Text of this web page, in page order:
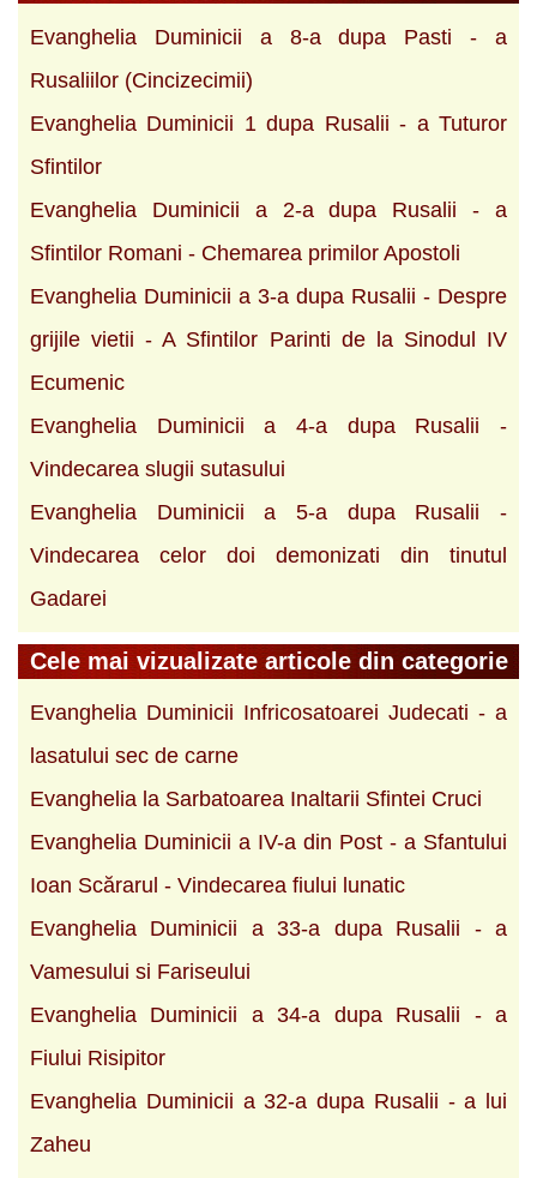
Evanghelia Duminicii a 8-a dupa Pasti - a
Rusaliilor (Cincizecimii)
Evanghelia Duminicii 1 dupa Rusalii - a Tuturor
Sfintilor
Evanghelia Duminicii a 2-a dupa Rusalii - a
Sfintilor Romani - Chemarea primilor Apostoli
Evanghelia Duminicii a 3-a dupa Rusalii - Despre
grijile vietii - A Sfintilor Parinti de la Sinodul IV
Ecumenic
Evanghelia Duminicii a 4-a dupa Rusalii -
Vindecarea slugii sutasului
Evanghelia Duminicii a 5-a dupa Rusalii -
Vindecarea celor doi demonizati din tinutul
Gadarei
Cele mai vizualizate articole din categorie
Evanghelia Duminicii Infricosatoarei Judecati - a
lasatului sec de carne
Evanghelia la Sarbatoarea Inaltarii Sfintei Cruci
Evanghelia Duminicii a IV-a din Post - a Sfantului
Ioan Scărarul - Vindecarea fiului lunatic
Evanghelia Duminicii a 33-a dupa Rusalii - a
Vamesului si Fariseului
Evanghelia Duminicii a 34-a dupa Rusalii - a
Fiului Risipitor
Evanghelia Duminicii a 32-a dupa Rusalii - a lui
Zaheu